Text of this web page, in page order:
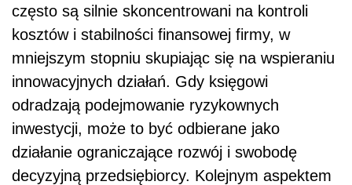
często są silnie skoncentrowani na kontroli
kosztów i stabilności finansowej firmy, w
mniejszym stopniu skupiając się na wspieraniu
innowacyjnych działań. Gdy księgowi
odradzają podejmowanie ryzykownych
inwestycji, może to być odbierane jako
działanie ograniczające rozwój i swobodę
decyzyjną przedsiębiorcy. Kolejnym aspektem